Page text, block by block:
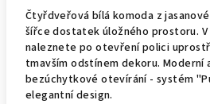
Čtyřdveřová bílá komoda z
šířce dostatek úložného prostoru. V
naleznete po otevření polici
tmavším odstínem dekoru.
bezúchytkové otevírání - systém
elegantní design.